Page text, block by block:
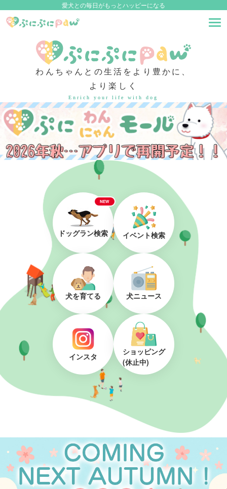
愛犬との毎日がもっとハッピーになる
わんちゃんとの生活をより豊かに、
より楽しく
Enrich your life with dog
NEW
ドッグラン検索 イベント検索
犬を育てる 犬ニュース
インスタ
ショッピング
(休止中)